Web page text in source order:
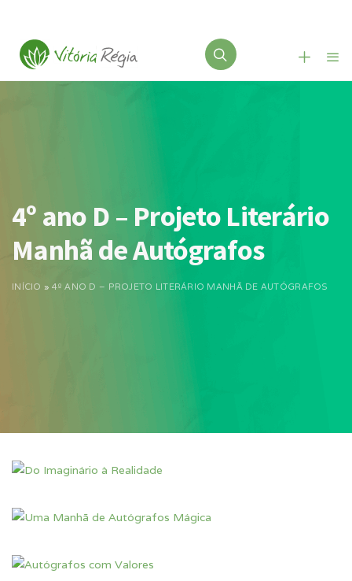
4º ano D – Projeto Literário
Manhã de Autógrafos
INÍCIO » 4º ANO D – PROJETO LITERÁRIO MANHÃ DE AUTÓGRAFOS